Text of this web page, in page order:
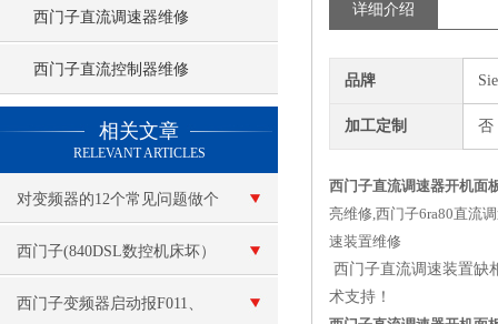
西门子直流调速器维修
西门子直流控制器维修
相关文章
RELEVANT ARTICLES
对变频器的12个常见问题做个
解答
西门子(840DSL数控机床坏）
26100代码故障维修
西门子变频器启动报F011、
详细介绍
品牌
加工定制 否
西门子直流调速器开机面
亮维修,西门子6ra80直流
速装置维修
西门子直流调速装置缺
术支持！